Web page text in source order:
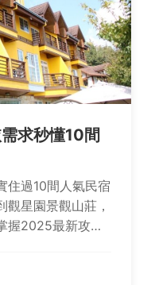
求秒懂10間
住過10間人氣民宿
星園景觀山莊，
握2025最新攻